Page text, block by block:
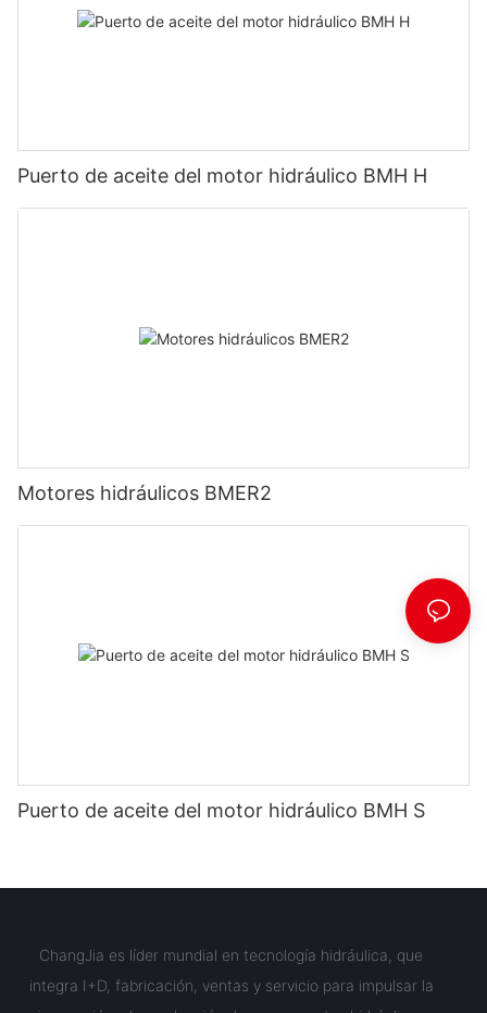
Puerto de aceite del motor hidráulico BMH H
Motores hidráulicos BMER2
Puerto de aceite del motor hidráulico BMH S
ChangJia es líder mundial en tecnología hidráulica, que
integra I+D, fabricación, ventas y servicio para impulsar la